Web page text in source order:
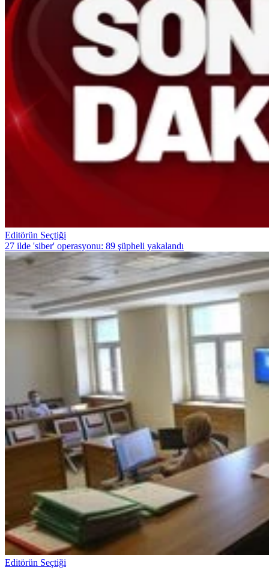
Editörün Seçtiği
27 ilde 'siber' operasyonu: 89 şüpheli yakalandı
Editörün Seçtiği